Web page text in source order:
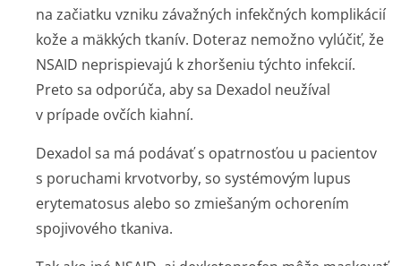
na začiatku vzniku závažných infekčných komplikácií
kože a mäkkých tkanív. Doteraz nemožno vylúčiť, že
NSAID neprispievajú k zhoršeniu týchto infekcií.
Preto sa odporúča, aby sa Dexadol neužíval
v prípade ovčích kiahní.
Dexadol sa má podávať s opatrnosťou u pacientov
s poruchami krvotvorby, so systémovým lupus
erytematosus alebo so zmiešaným ochorením
spojivového tkaniva.